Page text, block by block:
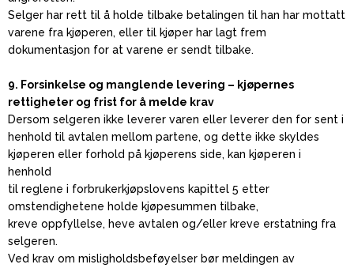
Selger har rett til å holde tilbake betalingen til han har mottatt
varene fra kjøperen, eller til kjøper har lagt frem
dokumentasjon for at varene er sendt tilbake.
9. Forsinkelse og manglende levering – kjøpernes
rettigheter og frist for å melde krav
Dersom selgeren ikke leverer varen eller leverer den for sent i
henhold til avtalen mellom partene, og dette ikke skyldes
kjøperen eller forhold på kjøperens side, kan kjøperen i
henhold
til reglene i forbrukerkjøpslovens kapittel 5 etter
omstendighetene holde kjøpesummen tilbake,
kreve oppfyllelse, heve avtalen og/eller kreve erstatning fra
selgeren.
Ved krav om misligholdsbeføyelser bør meldingen av